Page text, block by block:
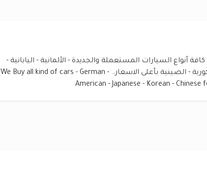
أنواع السيارات المستعملة والجديدة - الألمانية - اليابانية -
الأمريكية - الكورية - الصينية بأعلى الاسعار.. We Buy all kind of cars - German -
American - Japanese - Korean - Chinese